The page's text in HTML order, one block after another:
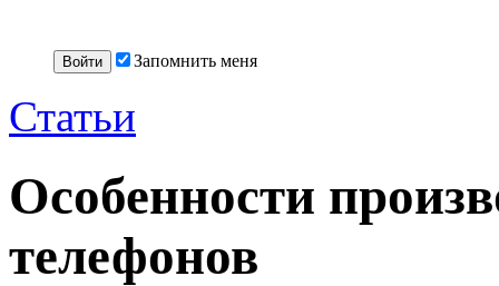
Запомнить меня
Статьи
Особенности
телефонов